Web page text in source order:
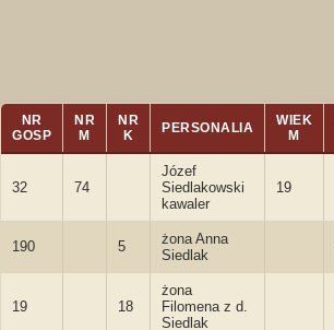
NR
GOSP
NR
M
NR
K
PERSONALIA
WIEK
M
32 74
Józef
Siedlakowski
kawaler
19
190 5
żona Anna
Siedlak
19 18
żona
Filomena z d.
Siedlak